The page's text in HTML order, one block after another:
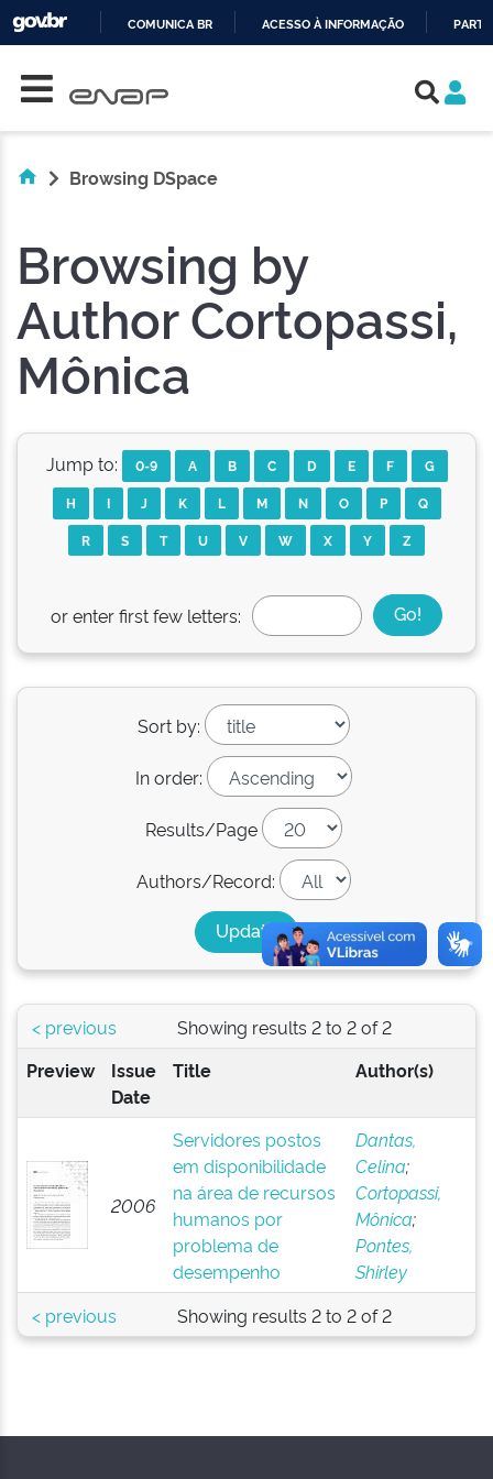
COMUNICA BR ACESSO À INFORMAÇÃO
Browsing DSpace
Browsing by
Author Cortopassi,
Mônica
Jump to: 0-9 A B C D E F
G
H
I J K L M N O P
Q
R
S T U V W X Y Z
or enter first few letters:
Sort by:
In order:
Results/Page
Authors/Record:
Showing results 2 to 2 of 2
< previous
Preview
Issue
Date
Title Author(s)
2006
Servidores postos
em disponibilidade
na área de recursos
humanos por
problema de
desempenho
Dantas,
Celina;
Cortopassi,
Mônica;
Pontes,
Shirley
Showing results 2 to 2 of 2
< previous